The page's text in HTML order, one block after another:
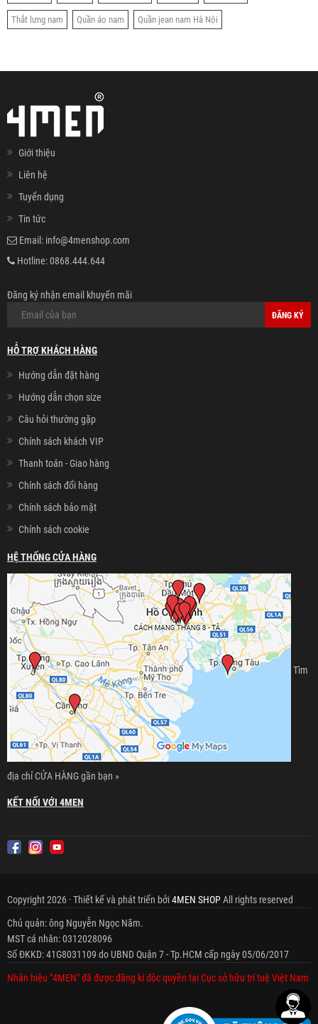
Thắt lưng nam Quần áo nam Quần jean nam Hà Nội
Giới thiệu
Liên hệ
Tuyển dụng
Tin tức
Email: info@4menshop.com
Hotline:0868.444.644
Đăng ký nhận email khuyến mãi
ĐĂNG KÝ
HỖ TRỢ KHÁCH HÀNG
Hướng dẫn đặt hàng
Hướng dẫn chọn size
Câu hỏi thường gặp
Chính sách khách VIP
Thanh toán - Giao hàng
Chính sách đổi hàng
Chính sách bảo mật
Chính sách cookie
HỆ THỐNG CỬA HÀNG
Tìm
địa chỉ CỬA HÀNG gần bạn »
KẾT NỐI VỚI 4MEN
Copyright 2026 · Thiết kế và phát triển bởi4MEN SHOPAll rights reserved
Chủ quản: ông Nguyễn Ngọc Năm.
MST cá nhân: 0312028096
Số ĐKKD: 41G8031109 do UBND Quận 7 - Tp.HCM cấp ngày 05/06/2017
Nhãn hiệu "4MEN" đã được đăng kí độc quyền tại Cục sở hữu trí tuệ Việt Nam